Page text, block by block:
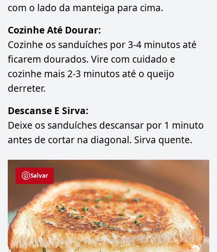
com o lado da manteiga para cima.
Cozinhe Até Dourar:
Cozinhe os sanduíches por 3-4 minutos até
ficarem dourados. Vire com cuidado e
cozinhe mais 2-3 minutos até o queijo
derreter.
Descanse E Sirva:
Deixe os sanduíches descansar por 1 minuto
antes de cortar na diagonal. Sirva quente.
Salvar